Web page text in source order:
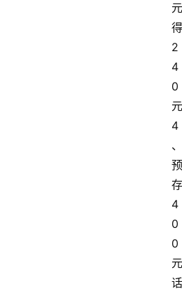
元
得
2
4
0
元
4
、
预
存
4
0
0
元
话